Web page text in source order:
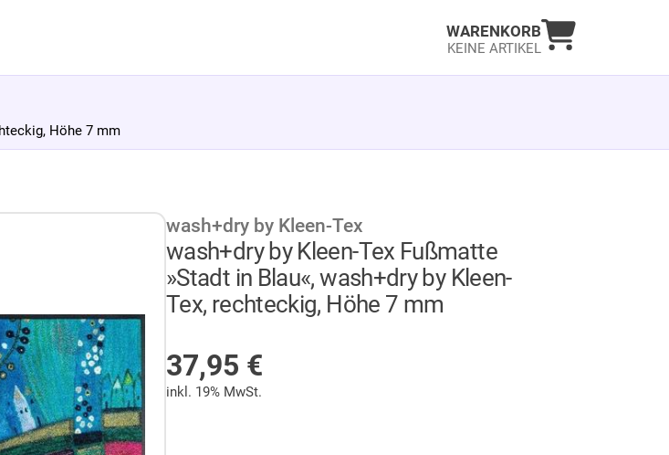
WARENKORB
KEINE ARTIKEL
Warenkorb
Höhe 7 mm
wash+dry by Kleen-Tex
wash+dry by Kleen-Tex Fußmatte
»Stadt in Blau«, wash+dry by Kleen-
Tex, rechteckig, Höhe 7 mm
37,95 €
inkl. 19% MwSt.